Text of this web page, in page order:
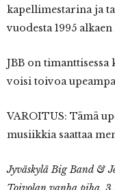
kapellimestarina ja
vuodesta 1995
JBB on
voisi toivoa
VAROITUS: Tämä
musiikkia saattaa
Jyväskylä Big Band &